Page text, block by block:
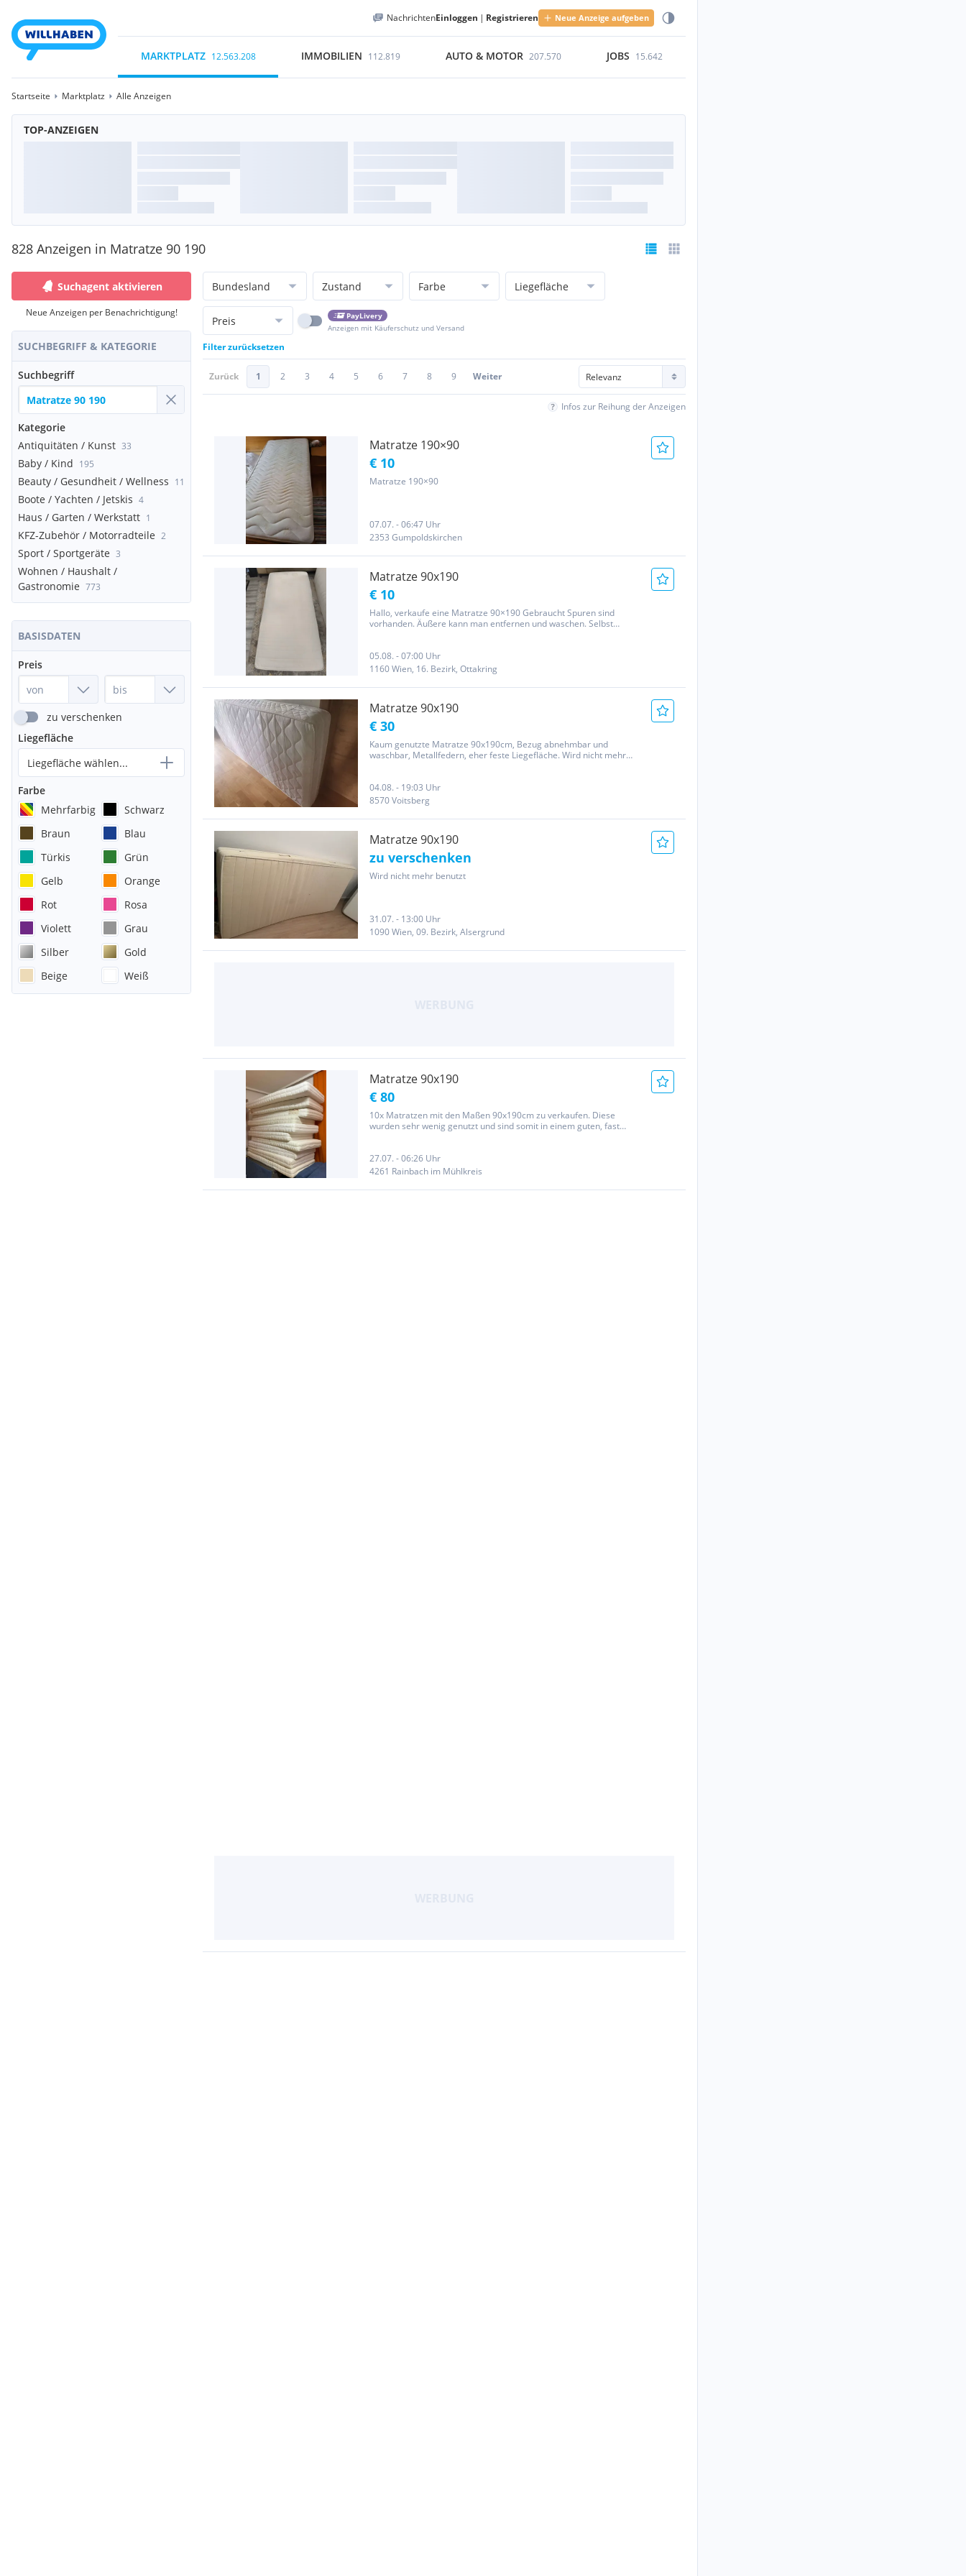
NachrichtenEinloggen | Registrieren Neue Anzeige aufgeben
MARKTPLATZ 12.563.208 IMMOBILIEN 112.819 AUTO & MOTOR 207.570 JOBS 15.642
Startseite Marktplatz Alle Anzeigen
TOP-ANZEIGEN
828 Anzeigen in Matratze 90 190
Suchagent aktivieren
Neue Anzeigen per Benachrichtigung!
SUCHBEGRIFF & KATEGORIE
Suchbegriff
Kategorie
Antiquitäten / Kunst 33
Baby / Kind 195
Beauty / Gesundheit / Wellness 11
Boote / Yachten / Jetskis 4
Haus / Garten / Werkstatt 1
KFZ-Zubehör / Motorradteile 2
Sport / Sportgeräte 3
Wohnen / Haushalt /
Gastronomie 773
BASISDATEN
Preis
zu verschenken
Liegefläche
Liegefläche wählen...
Farbe
Mehrfarbig
Schwarz
Braun
Blau
Türkis
Grün
Gelb
Orange
Rot
Rosa
Violett
Grau
Silber
Gold
Beige
Weiß
Bundesland Zustand Farbe Liegefläche
Preis
PayLivery
Anzeigen mit Käuferschutz und Versand
Filter zurücksetzen
Zurück 1 2 3 4 5 6 7 8 9 Weiter
Infos zur Reihung der Anzeigen
Matratze 190×90
€ 10
Matratze 190×90
07.07. - 06:47 Uhr
2353 Gumpoldskirchen
Matratze 90x190
€ 10
Hallo, verkaufe eine Matratze 90×190 Gebraucht Spuren sind
vorhanden. Äußere kann man entfernen und waschen. Selbst
05.08. - 07:00 Uhr
1160 Wien, 16. Bezirk, Ottakring
Matratze 90x190
€ 30
Kaum genutzte Matratze 90x190cm, Bezug abnehmbar und
waschbar, Metallfedern, eher feste Liegefläche. Wird nicht mehr
04.08. - 19:03 Uhr
8570 Voitsberg
Matratze 90x190
zu verschenken
Wird nicht mehr benutzt
31.07. - 13:00 Uhr
1090 Wien, 09. Bezirk, Alsergrund
Matratze 90x190
€ 80
10x Matratzen mit den Maßen 90x190cm zu verkaufen. Diese
wurden sehr wenig genutzt und sind somit in einem guten, fast
27.07. - 06:26 Uhr
4261 Rainbach im Mühlkreis